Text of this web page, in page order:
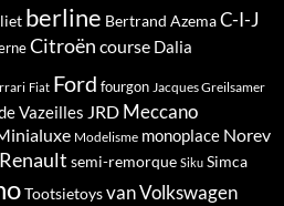
berline Bertrand AzemaC-I-J
Citroën course Dalia
Fiat Ford fourgon Jacques Greilsamer
Vazeilles JRD Meccano
Modelisme monoplace Norev
Renault semi-remorque Siku Simca
TootsietoysvanVolkswagen